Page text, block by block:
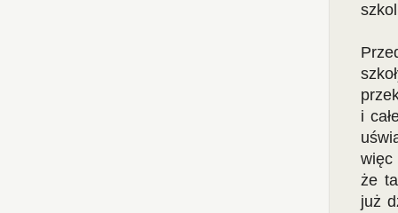
i
więc
że
już